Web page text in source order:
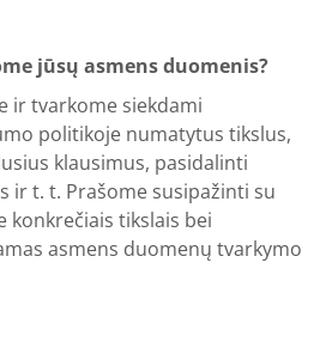
jūsų asmens duomenis?
ir tvarkome siekdami
politikoje numatytus tikslus,
klausimus, pasidalinti
ir t. t. Prašome susipažinti su
konkrečiais tikslais bei
asmens duomenų tvarkymo